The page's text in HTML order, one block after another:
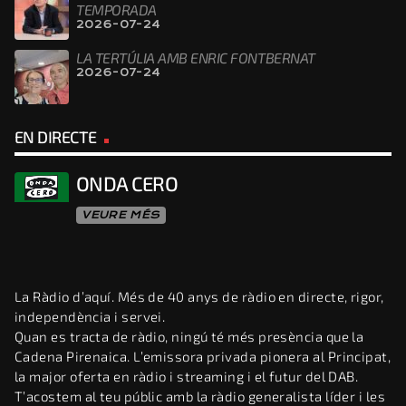
TEMPORADA
2026-07-24
LA TERTÚLIA AMB ENRIC FONTBERNAT
2026-07-24
EN DIRECTE
ONDA CERO
VEURE MÉS
La Ràdio d’aquí. Més de 40 anys de ràdio en directe, rigor,
independència i servei.
Quan es tracta de ràdio, ningú té més presència que la
Cadena Pirenaica. L’emissora privada pionera al Principat,
la major oferta en ràdio i streaming i el futur del DAB.
T’acostem al teu públic amb la ràdio generalista líder i les